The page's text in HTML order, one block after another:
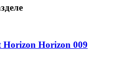
Horizon 009